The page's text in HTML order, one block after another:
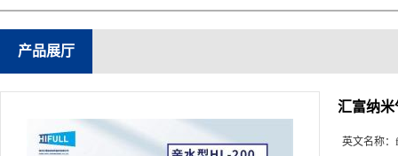
产品展厅
汇富纳米
英文名称：